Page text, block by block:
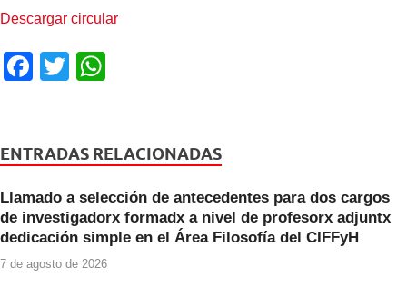
Descargar circular
F
e
o
o
k
T
er s
p
p
ENTRADAS RELACIONADAS
Llamado a selección de antecedentes para dos cargos
de investigadorx formadx a nivel de profesorx adjuntx
dedicación simple en el Área Filosofía del CIFFyH
7 de agosto de 2026